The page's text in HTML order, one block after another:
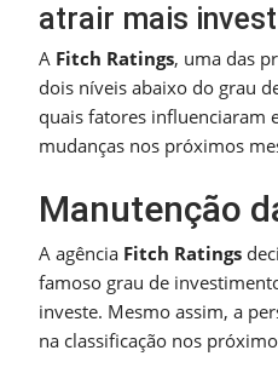
atrair mais
A Fitch Ratings, uma das
dois níveis abaixo do grau
quais fatores influenciaram
mudanças nos próximos
Manutenção
A agência Fitch Ratings
famoso grau de
investe. Mesmo assim, a
na classificação nos